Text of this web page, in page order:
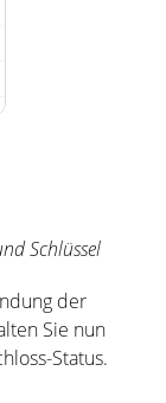
Schlüssel
der
Sie nun
Status.